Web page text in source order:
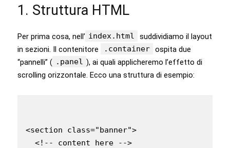
1. Struttura HTML
Per prima cosa, nell’ index.html
suddividiamo il layout
in sezioni. Il contenitore
.container ospita due
“pannelli” ( .panel ), ai quali applicheremo l’effetto di
scrolling orizzontale. Ecco una struttura di esempio:
<section class="banner">
  <!-- content here -->